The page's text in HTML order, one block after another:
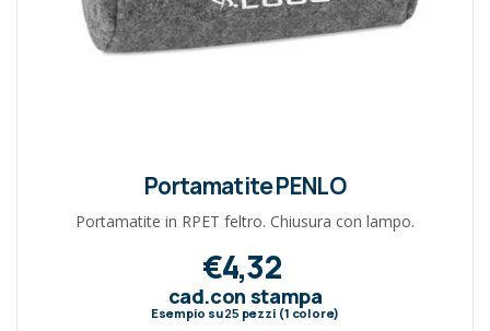
Portamatite PENLO
Portamatite in RPET feltro. Chiusura con lampo.
€4,32
cad.con stampa
Esempio su25 pezzi (1 colore)